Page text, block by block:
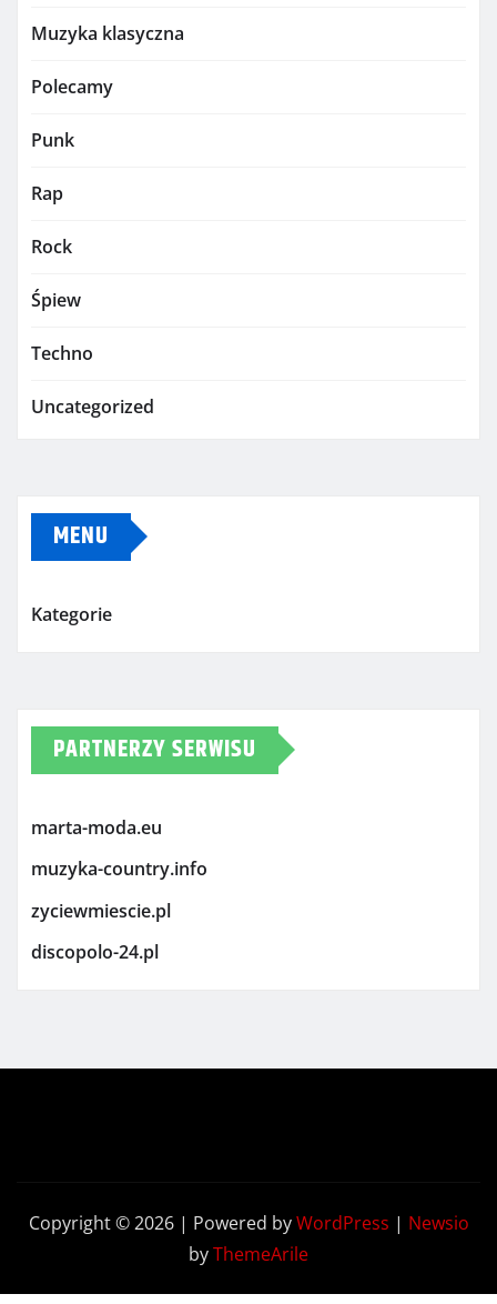
Muzyka klasyczna
Polecamy
Punk
Rap
Rock
Śpiew
Techno
Uncategorized
MENU
Kategorie
PARTNERZY SERWISU
marta-moda.eu
muzyka-country.info
zyciewmiescie.pl
discopolo-24.pl
Copyright © 2026 | Powered byWordPress | Newsio
byThemeArile